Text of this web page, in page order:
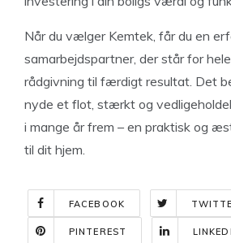
Når du vælger Kemtek, får du en
samarbejdspartner, der står for
rådgivning til færdigt resultat. Det
nyde et flot, stærkt og
i mange år frem – en praktisk og
til dit hjem.
FACEBOOK
PINTEREST